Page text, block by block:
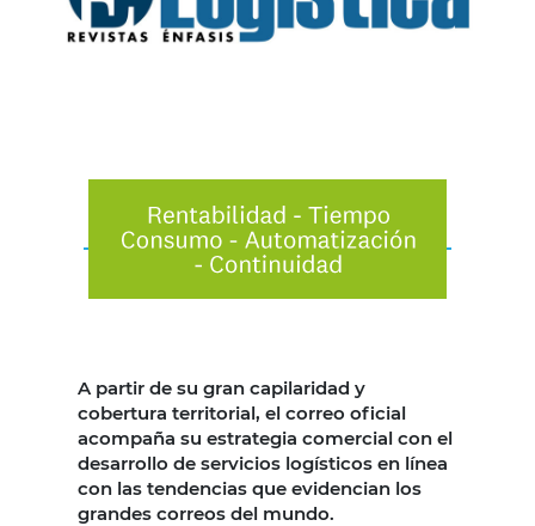
A partir de su gran capilaridad y
cobertura territorial, el correo oficial
acompaña su estrategia comercial con el
desarrollo de servicios logísticos en línea
con las tendencias que evidencian los
grandes correos del mundo.